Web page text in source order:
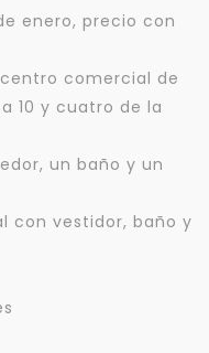
enero, precio con
comercial de
10 y cuatro de la
un baño y un
con vestidor, baño y